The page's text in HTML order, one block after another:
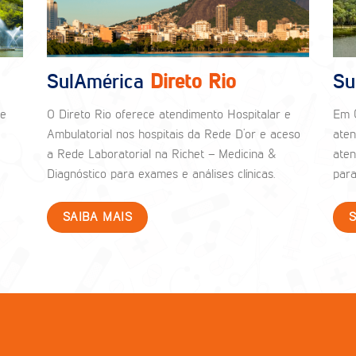
A
SulAmérica Direto Recife
Em Recife os beneficiários do plano contam com
os ótimos hospitais da Rede D’Or na sua rede
credenciada Hospitalar, Laboratorial e
Ambulatorial para atendimentos.
SAIBA MAIS
A